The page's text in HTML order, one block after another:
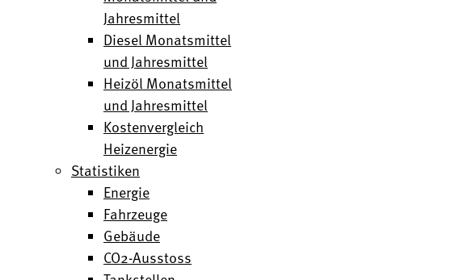
Jahresmittel
Diesel Monatsmittel
und Jahresmittel
Heizöl Monatsmittel
und Jahresmittel
Kostenvergleich
Heizenergie
Statistiken
Energie
Fahrzeuge
Gebäude
CO2-Ausstoss